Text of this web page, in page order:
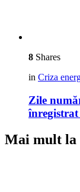
8 Shares
in Criza
Zile
înregistrat
Mai mult la